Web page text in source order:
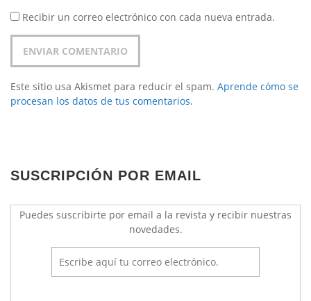
Recibir un correo electrónico con cada nueva entrada.
Este sitio usa Akismet para reducir el spam. Aprende cómo se
procesan los datos de tus comentarios.
SUSCRIPCIÓN POR EMAIL
Puedes suscribirte por email a la revista y recibir nuestras
novedades.